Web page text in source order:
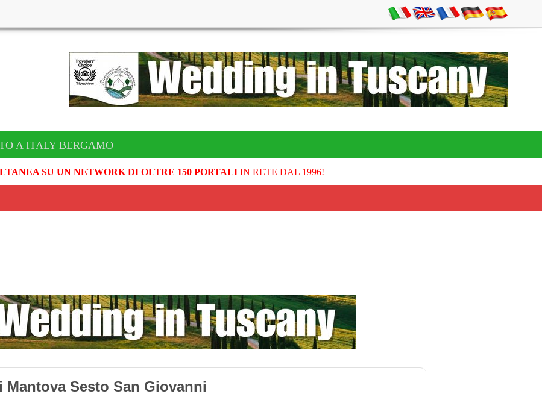
A ITALY BERGAMO
SU UN NETWORK DI OLTRE 150 PORTALIIN RETE DAL 1996!
Mantova Sesto San Giovanni